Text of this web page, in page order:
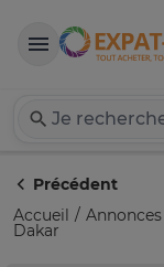
Précédent
Accueil
Annonces
Dakar